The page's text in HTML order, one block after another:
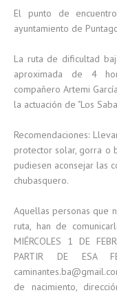
El punto de
ayuntamiento de
La ruta de dificultad
aproximada de 4
compañero Artemi
la actuación de "Los
Recomendaciones:
protector solar, gorra o
pudiesen aconsejar las
chubasquero.
Aquellas personas que
ruta, han de
MIÉRCOLES 1 DE
PARTIR DE ESA
de nacimiento,